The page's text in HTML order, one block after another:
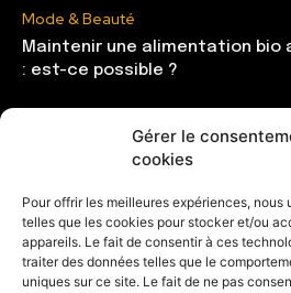
Gérer le
cookies
Pour offrir les meilleures expériences,
telles que les cookies pour stocker et/ou
appareils. Le fait de consentir à ces
traiter des données telles que le
uniques sur ce site. Le fait de ne pas
Mode & Beauté
Maintenir une alimentation bio
: est-ce possible ?
Mode & Beauté
Lifestyle
Maison